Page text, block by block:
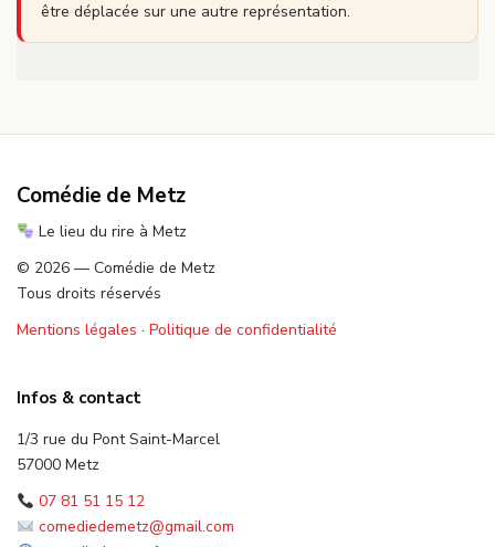
être déplacée sur une autre représentation.
Comédie de Metz
Le lieu du rire à Metz
© 2026 — Comédie de Metz
Tous droits réservés
Mentions légales · Politique de confidentialité
Infos & contact
1/3 rue du Pont Saint-Marcel
57000 Metz
07 81 51 15 12
comediedemetz@gmail.com